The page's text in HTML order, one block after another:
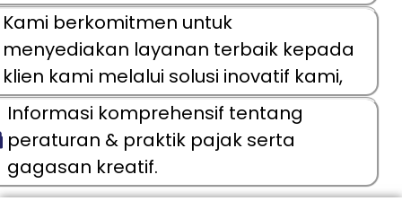
Kami berkomitmen untuk
menyediakan layanan terbaik kepada
klien kami melalui solusi inovatif kami,
Informasi komprehensif tentang
peraturan & praktik pajak serta
gagasan kreatif.